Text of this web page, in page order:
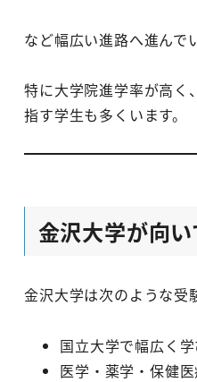
など幅広い進路へ進んで
特に大学院進学率が高く
指す学生も多くいます。
金沢大学が向
金沢大学は次のような受
国立大学で幅広く
医学・薬学・保健